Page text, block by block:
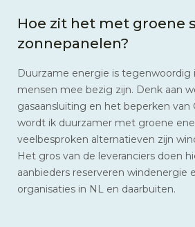
Hoe zit het met groene
zonnepanelen?
Duurzame energie is tegenwoordig
mensen mee bezig zijn. Denk aan
gasaansluiting en het beperken van
wordt ik duurzamer met groene
veelbesproken alternatieven zijn
Het gros van de leveranciers doen
aanbieders reserveren windenergie
organisaties in NL en daarbuiten.